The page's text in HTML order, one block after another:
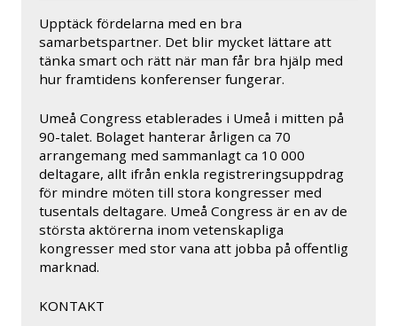
Upptäck fördelarna med en bra
samarbetspartner. Det blir mycket lättare att
tänka smart och rätt när man får bra hjälp med
hur framtidens konferenser fungerar.
Umeå Congress etablerades i Umeå i mitten på
90-talet. Bolaget hanterar årligen ca 70
arrangemang med sammanlagt ca 10 000
deltagare, allt ifrån enkla registreringsuppdrag
för mindre möten till stora kongresser med
tusentals deltagare. Umeå Congress är en av de
största aktörerna inom vetenskapliga
kongresser med stor vana att jobba på offentlig
marknad.
KONTAKT